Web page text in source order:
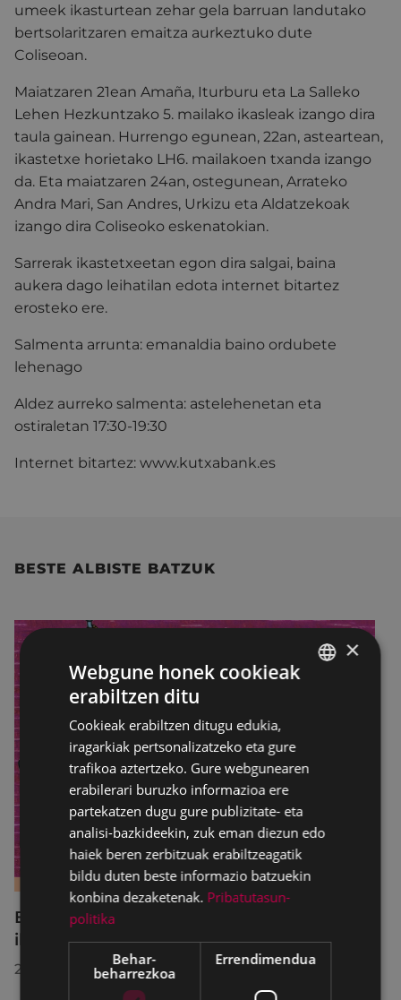
umeek ikasturtean zehar gela barruan landutako
bertsolaritzaren emaitza aurkeztuko dute
Coliseoan.
Maiatzaren 21ean Amaña, Iturburu eta La Salleko
Lehen Hezkuntzako 5. mailako ikasleak izango dira
taula gainean. Hurrengo egunean, 22an, asteartean,
ikastetxe horietako LH6. mailakoen txanda izango
da. Eta maiatzaren 24an, ostegunean, Arrateko
Andra Mari, San Andres, Urkizu eta Aldatzekoak
izango dira Coliseoko eskenatokian.
Sarrerak ikastetxeetan egon dira salgai, baina
aukera dago leihatilan edota internet bitartez
erosteko ere.
Salmenta arrunta: emanaldia baino ordubete
lehenago
Aldez aurreko salmenta: astelehenetan eta
ostiraletan 17:30-19:30
Internet bitartez: www.kutxabank.es
BESTE ALBISTE BATZUK
B2 eta C1 mailetako azterketak prestatzeko
ikastaro laburra Udal Euskaltegian
2026/07/13
×
Webgune honek cookieak
erabiltzen ditu
Cookieak erabiltzen ditugu edukia,
iragarkiak pertsonalizatzeko eta gure
trafikoa aztertzeko. Gure webgunearen
erabilerari buruzko informazioa ere
partekatzen dugu gure publizitate- eta
analisi-bazkideekin, zuk eman diezun edo
haiek beren zerbitzuak erabiltzeagatik
bildu duten beste informazio batzuekin
konbina dezaketenak. Pribatutasun-
politika
Behar-
beharrezkoa
Errendimendua